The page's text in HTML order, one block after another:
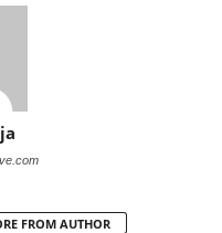
FROM AUTHOR